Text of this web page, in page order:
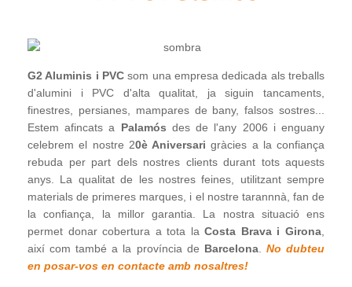
G2 Aluminis i PVC som una empresa dedicada als treballs
d'alumini i PVC d'alta qualitat, ja siguin tancaments,
finestres, persianes, mampares de bany, falsos sostres...
Estem afincats a Palamós des de l'any 2006 i enguany
celebrem el nostre 20è Aniversari gràcies a la confiança
rebuda per part dels nostres clients durant tots aquests
anys. La qualitat de les nostres feines, utilitzant sempre
materials de primeres marques, i el nostre tarannnà, fan de
la confiança, la millor garantia. La nostra situació ens
permet donar cobertura a tota laCosta Brava i Girona
així com també a la província de Barcelona. No dubteu
en posar-vos en contacte amb nosaltres!